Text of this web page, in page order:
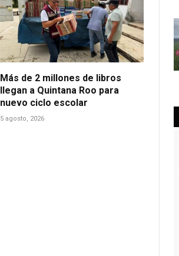
Más de 2 millones de libros
llegan a Quintana Roo para
nuevo ciclo escolar
5 agosto, 2026